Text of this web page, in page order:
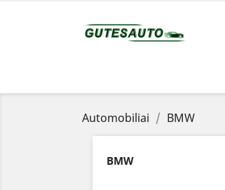
Automobiliai BMW
BMW